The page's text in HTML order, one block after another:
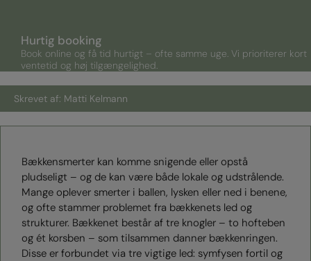
Hurtig booking
Book online og få tid hurtigt – ofte samme uge. Vi prioriterer kort
ventetid og høj tilgængelighed.
Skrevet af: Matti Kelmann
Bækkensmerter kan komme snigende eller opstå
pludseligt – og de kan være både lokale og udstrålende.
Mange oplever smerter i ballen, lysken eller ned i benene,
og ofte stammer problemet fra bækkenets led og
strukturer. Bækkenet består af tre knogler – to hofteben
og ét korsben – som tilsammen danner bækkenringen.
Disse er forbundet via tre vigtige led: symfysen fortil og